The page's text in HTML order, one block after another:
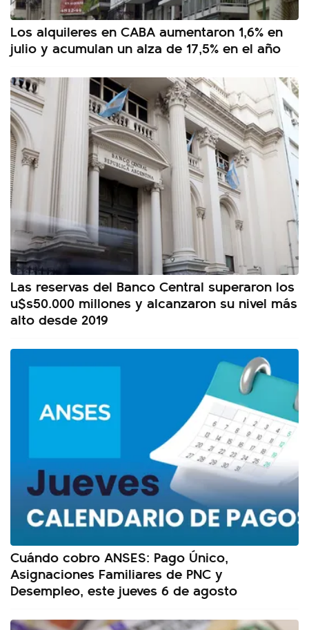
Los alquileres en CABA aumentaron 1,6% en
julio y acumulan un alza de 17,5% en el año
Las reservas del Banco Central superaron los
u$s50.000 millones y alcanzaron su nivel más
alto desde 2019
Cuándo cobro ANSES: Pago Único,
Asignaciones Familiares de PNC y
Desempleo, este jueves 6 de agosto